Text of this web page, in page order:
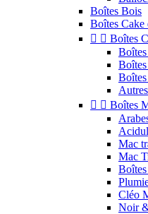
Boîtes Bois
Boîtes Cake
  Boîtes
Boîtes
Boîtes
  Boîtes
Mac
Mac
Cléo
Noir